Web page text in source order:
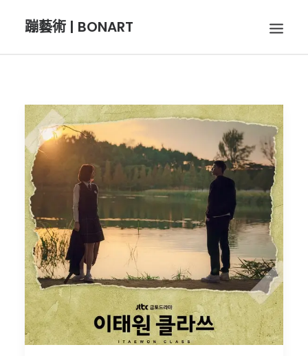
蹦藝術 | BONART
BON呼吸
BON攝影
BON插畫
BON旅行
節慶長笛樂團